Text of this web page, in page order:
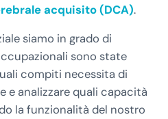
acquisito (DCA).
siamo in grado di
sono state
compiti necessita di
e analizzare quali capacità
la funzionalità del nostro